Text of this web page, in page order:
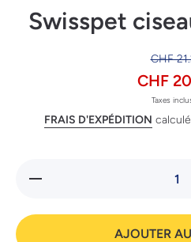
Swisspet
CHF
CHF
Taxes
FRAIS D'EXPÉDITION
Réduire
AJOUTER